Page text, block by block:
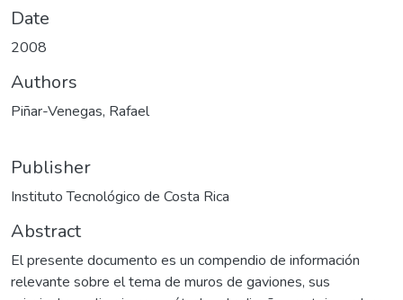
Date
2008
Authors
Piñar-Venegas, Rafael
Publisher
Instituto Tecnológico de Costa Rica
Abstract
El presente documento es un compendio de información
relevante sobre el tema de muros de gaviones, sus